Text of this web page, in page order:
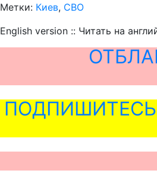
Метки: Киев, СВО
English version :: Читать на